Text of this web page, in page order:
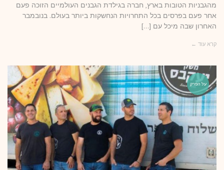
מהגבניות הטובות בארץ, חברה בגילדת הגבנים העולמיים הזוכה פעם
אחר פעם בפרסים בכל התחרויות הנחשקות ביותר בעולם. בנובמבר
האחרון שבה מיכל עם […]
קרא עוד ←
על הפרק